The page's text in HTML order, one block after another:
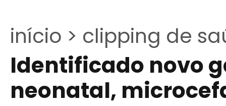
início > clipping de
Identificado novo
neonatal,